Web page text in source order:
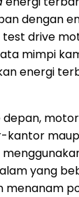
dengan
drive
mimpi
energi
kantor
yang
menanam